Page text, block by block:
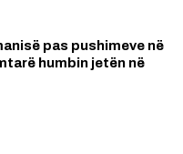
pas pushimeve në
humbin jetën në